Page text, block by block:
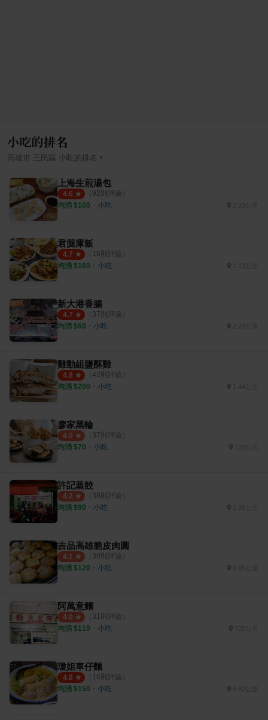
小吃的排名
高雄市 三民區 小吃 的排名 ›
上海生煎湯包
4.6 （ 92則評論）
均消 $100 ・ 小吃 2.23公里
君腿庫飯
4.7 （ 16則評論）
均消 $160 ・ 小吃 1.13公里
新大港香腸
4.7 （ 37則評論）
均消 $60 ・ 小吃 2.73公里
雞動組鹽酥雞
4.8 （ 42則評論）
均消 $200 ・ 小吃 1.44公里
廖家黑輪
4.0 （ 37則評論）
均消 $70 ・ 小吃 728公尺
許記蒸餃
4.2 （ 38則評論）
均消 $90 ・ 小吃 1.95公里
吉品高雄脆皮肉圓
4.1 （ 30則評論）
均消 $120 ・ 小吃 3.95公里
阿萬意麵
4.0 （ 31則評論）
均消 $110 ・ 小吃 725公尺
瓊姐車仔麵
4.8 （ 16則評論）
均消 $150 ・ 小吃 4.62公里